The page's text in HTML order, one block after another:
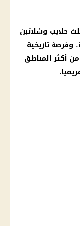
حلايب وشلاتين
وفرصة تاريخية
أكثر المناطق